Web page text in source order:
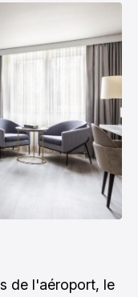
de l'aéroport, le